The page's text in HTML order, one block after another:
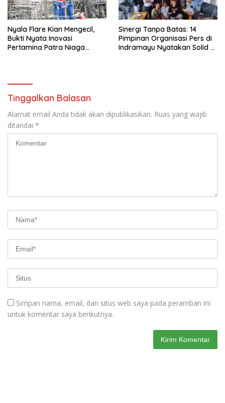
Nyala Flare Kian Mengecil,
Bukti Nyata Inovasi
Pertamina Patra Niaga
Sinergi Tanpa Batas: 14
Pimpinan Organisasi Pers di
Indramayu Nyatakan Solid di
Tinggalkan Balasan
Alamat email Anda tidak akan dipublikasikan. Ruas yang wajib
ditandai *
Simpan nama, email, dan situs web saya pada peramban ini
untuk komentar saya berikutnya.